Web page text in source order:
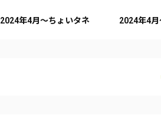
2024年4月～ちょいタネ 2024年4月